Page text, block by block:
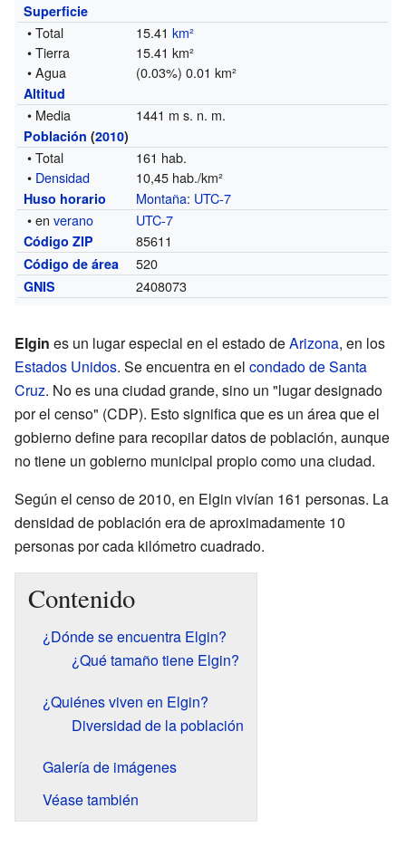
Superficie
• Total 15.41km²
• Tierra
15.41 km²
• Agua
(0.03%) 0.01 km²
Altitud
• Media 1441 m s. n. m.
Población (2010)
• Total
161 hab.
• Densidad 10,45 hab./km²
Huso horario Montaña: UTC-7
• enverano UTC-7
Código ZIP 85611
Código de área 520
GNIS 2408073
Elgin es un lugar especial en el estado deArizona, en los
Estados Unidos. Se encuentra en el condado de Santa
Cruz. No es una ciudad grande, sino un "lugar designado
por el censo" (CDP). Esto significa que es un área que el
gobierno define para recopilar datos de población, aunque
no tiene un gobierno municipal propio como una ciudad.
Según el censo de 2010, en Elgin vivían 161 personas. La
densidad de población era de aproximadamente 10
personas por cada kilómetro cuadrado.
Contenido
¿Dónde se encuentra Elgin?
¿Qué tamaño tiene Elgin?
¿Quiénes viven en Elgin?
Diversidad de la población
Galería de imágenes
Véase también